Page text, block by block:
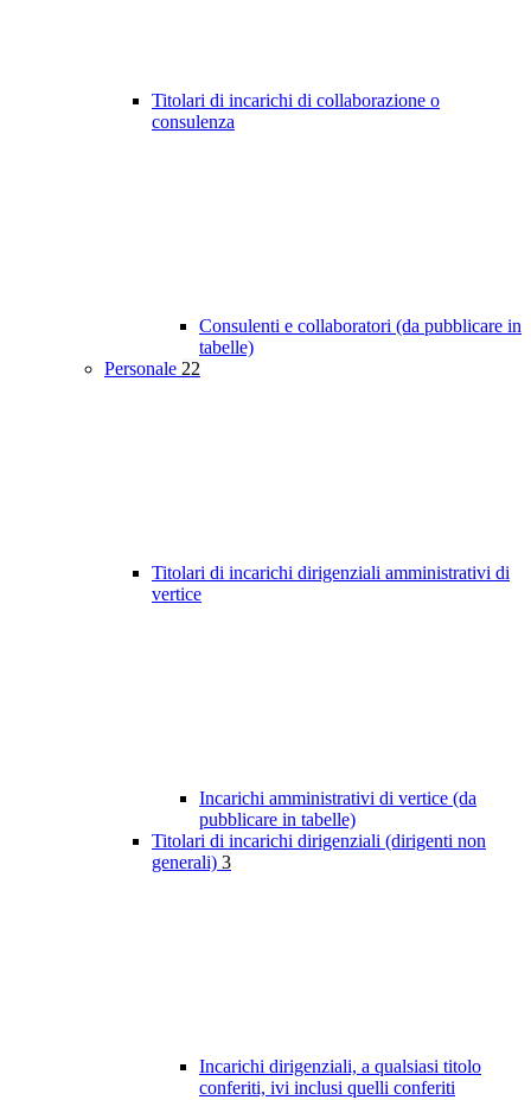
Titolari di incarichi di collaborazione o
consulenza
Consulenti e collaboratori (da pubblicare in
tabelle)
Personale 22
Titolari di incarichi dirigenziali amministrativi di
vertice
Incarichi amministrativi di vertice (da
pubblicare in tabelle)
Titolari di incarichi dirigenziali (dirigenti non
generali) 3
Incarichi dirigenziali, a qualsiasi titolo
conferiti, ivi inclusi quelli conferiti